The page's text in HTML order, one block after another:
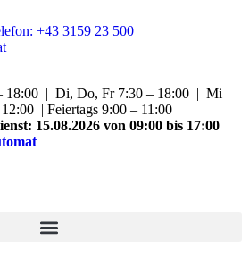
+43 3159 23 500
18:00 | Di, Do, Fr 7:30 – 18:00 | Mi
| Feiertags 9:00 – 11:00
15.08.2026 von 09:00 bis 17:00